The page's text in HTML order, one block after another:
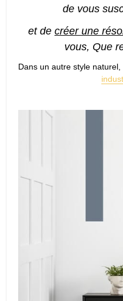
de vous
et de créer une
vous, Que
Dans un autre style